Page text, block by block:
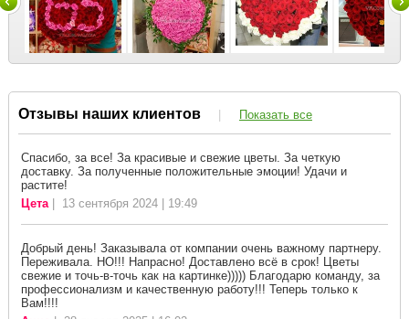
Отзывы наших клиентов | Показать все
Спасибо, за все! За красивые и свежие цветы. За четкую
доставку. За полученные положительные эмоции! Удачи и
растите!
Цета| 13 сентября 2024 | 19:49
Добрый день! Заказывала от компании очень важному партнеру.
Переживала. НО!!! Напрасно! Доставлено всё в срок! Цветы
свежие и точь-в-точь как на картинке))))) Благодарю команду, за
профессионализм и качественную работу!!! Теперь только к
Вам!!!!